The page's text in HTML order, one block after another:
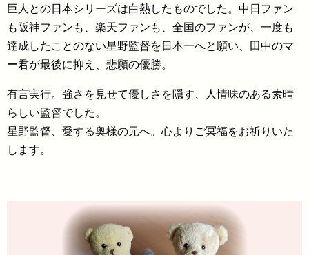
巨人との日本シリーズは白熱したものでした。中日ファン
も阪神ファンも、楽天ファンも、全国のファンが、一度も
達成したことのない星野監督を日本一へと願い、田中のマ
ー君が最後に抑え、悲願の優勝。
有言実行。強さを見せて優しさを隠す、人情味のある素晴
らしい監督でした。
星野監督、愛する奥様の元へ。心よりご冥福をお祈りいた
します。